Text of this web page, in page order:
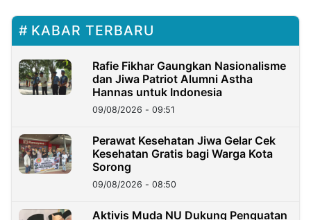
KABAR TERBARU
Rafie Fikhar Gaungkan Nasionalisme
dan Jiwa Patriot Alumni Astha
Hannas untuk Indonesia
09/08/2026 - 09:51
Perawat Kesehatan Jiwa Gelar Cek
Kesehatan Gratis bagi Warga Kota
Sorong
09/08/2026 - 08:50
Aktivis Muda NU Dukung Penguatan